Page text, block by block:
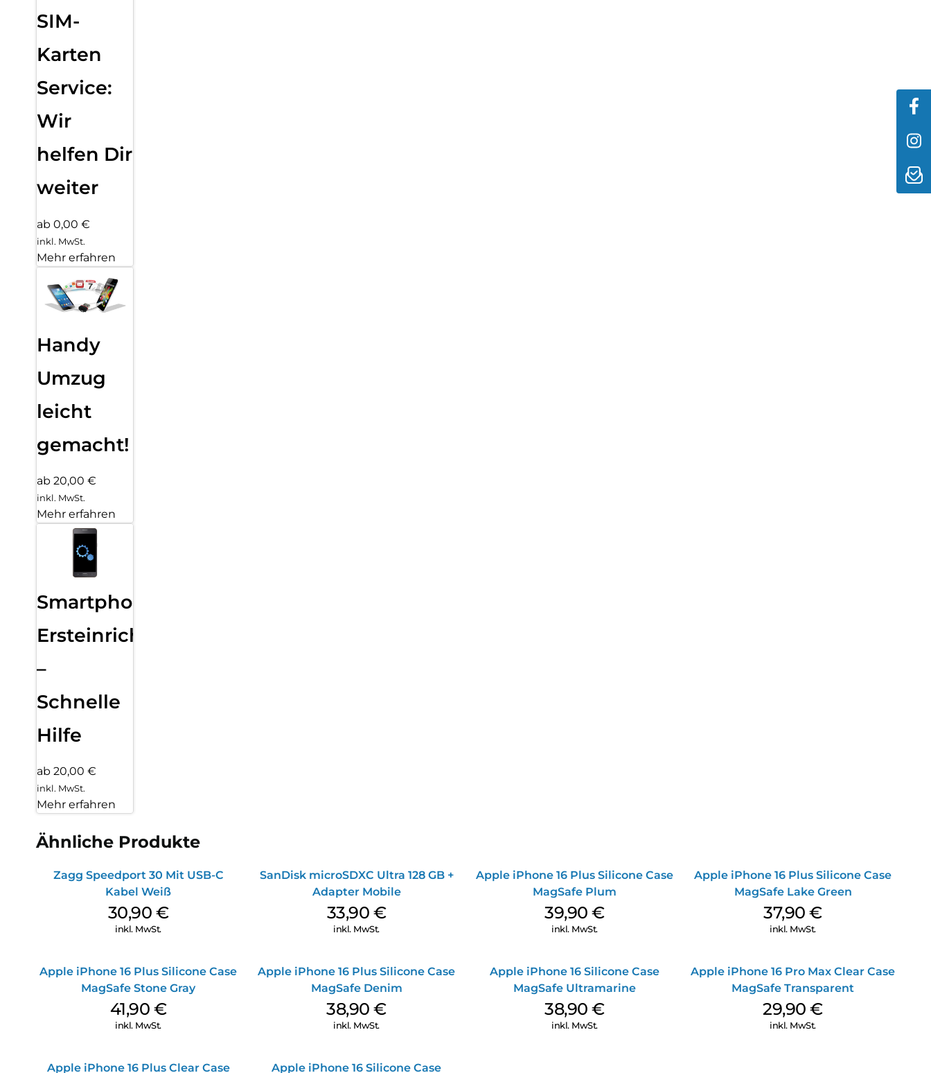
SIM-
Karten
Service:
Wir
helfen Dir
weiter
ab 0,00 €
inkl. MwSt.
Mehr erfahren
Handy
Umzug
leicht
gemacht!
ab 20,00 €
inkl. MwSt.
Mehr erfahren
Smartphone
Ersteinrichtung
–
Schnelle
Hilfe
ab 20,00 €
inkl. MwSt.
Mehr erfahren
Ähnliche Produkte
Zagg Speedport 30 Mit USB-C
Kabel Weiß
30,90 €
inkl. MwSt.
SanDisk microSDXC Ultra 128 GB +
Adapter Mobile
33,90 €
inkl. MwSt.
Apple iPhone 16 Plus Silicone Case
MagSafe Plum
39,90€
inkl. MwSt.
Apple iPhone 16 Plus Silicone Case
MagSafe Lake Green
37,90€
inkl. MwSt.
Apple iPhone 16 Plus Silicone Case
MagSafe Stone Gray
41,90 €
inkl. MwSt.
Apple iPhone 16 Plus Silicone Case
MagSafe Denim
38,90€
inkl. MwSt.
Apple iPhone 16 Silicone Case
MagSafe Ultramarine
38,90€
inkl. MwSt.
Apple iPhone 16 Pro Max Clear Case
MagSafe Transparent
29,90€
inkl. MwSt.
Apple iPhone 16 Plus Clear Case Apple iPhone 16 Silicone Case